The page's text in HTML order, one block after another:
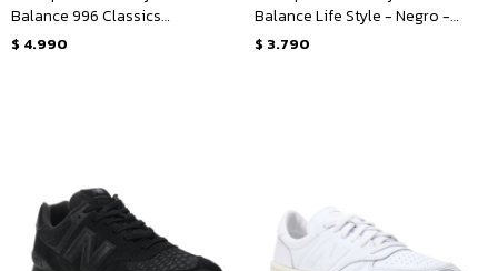
Balance 996 Classics
Traditionnels - Gris - Blanco
$ 4.990
Balance Life Style - Negro -
Blanco
$ 3.790